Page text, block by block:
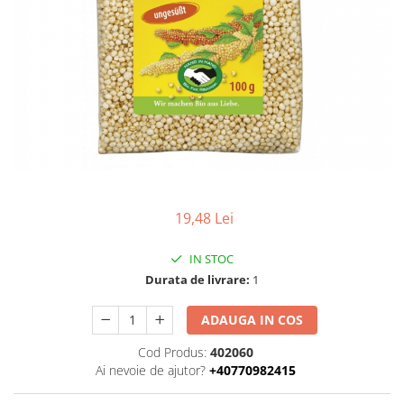
Faina bio si gris
Mixuri bio si blaturi
Ciocolata, cacao si cafea
Cafea bio din cereale
Sare si mixuri de sare
Dulceata si creme bio
Compoturi bio
19,48 Lei
IN STOC
Durata de livrare: 1
ADAUGA IN COS
Cod Produs: 402060
Ai nevoie de ajutor? +40770982415